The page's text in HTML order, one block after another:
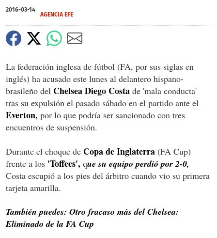
2016-03-14
AGENCIA EFE
La federación inglesa de fútbol (FA, por sus siglas en
inglés) ha acusado este lunes al delantero hispano-
brasileño del Chelsea Diego Costa de 'mala conducta'
tras su expulsión el pasado sábado en el partido ante el
Everton, por lo que podría ser sancionado con tres
encuentros de suspensión.
Durante el choque de Copa de Inglaterra (FA Cup)
frente a los 'Toffees', que su equipo perdió por 2-0,
Costa escupió a los pies del árbitro cuando vio su primera
tarjeta amarilla.
También puedes: Otro fracaso más del Chelsea:
Eliminado de la FA Cup